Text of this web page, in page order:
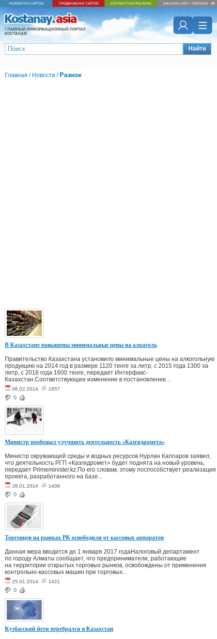
ГЛАВНЫЙ ИНФОРМАЦИОННЫЙ ПОРТАЛ
КОСТАНАЯ
Найти
Главная / Новости / Разное
В Казахстане повышены минимальные цены на алкоголь
Правительство Казахстана установило минимальные цены на алкогольную
продукцию на 2014 год в размере 1120 тенге за литр, с 2015 года 1300 за
литр, с 2016 года 1600 тенге, передает Интерфакс-
Казахстан.Соответствующее изменение в постановление...
06.02.2014 1857
0
Министр пообещал улучшить деятельность «Казгидромета»
Министр окружающей среды и водных ресурсов Нурлан Каппаров заявил,
что деятельность РГП «Казгидромет» будет поднята на новый уровень,
передает Primeminister.kz.По его словам, этому поспособствует реализация
проекта, разработанного на базе...
28.01.2014 1408
0
Торговцев на рынках РК освободили от кассовых аппаратов
Данная мера вводится до 1 января 2017 годаНалоговый департамент
по городу Алматы сообщает, что предприниматели, работающие
на территории открытых торговых рынков, освобождены от применения
контрольно-кассовых машин при торговых...
25.01.2014 1421
0
Кузбасский йети перебрался в Казахстан